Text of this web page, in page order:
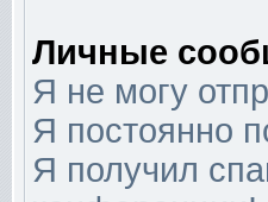
Личные
Я не могу
Я постоянно
Я получил